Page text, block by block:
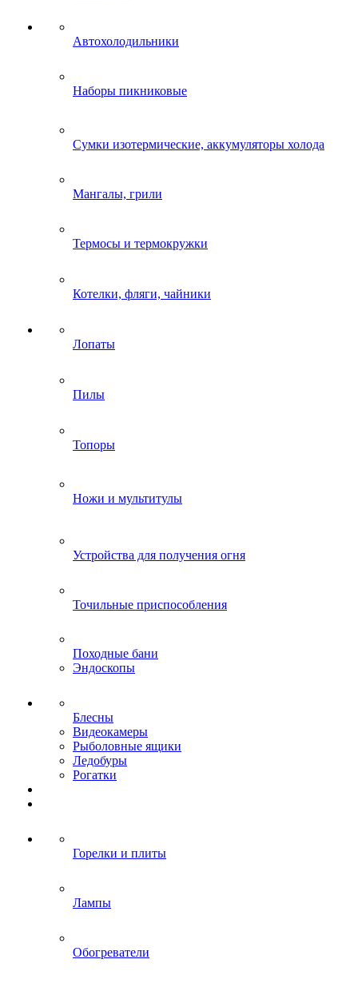
Автохолодильники
Наборы пикниковые
Сумки изотермические, аккумуляторы холода
Мангалы, грили
Термосы и термокружки
Котелки, фляги, чайники
Лопаты
Пилы
Топоры
Ножи и мультитулы
Устройства для получения огня
Точильные приспособления
Походные бани
Эндоскопы
Блесны
Видеокамеры
Рыболовные ящики
Ледобуры
Рогатки
Горелки и плиты
Лампы
Обогреватели